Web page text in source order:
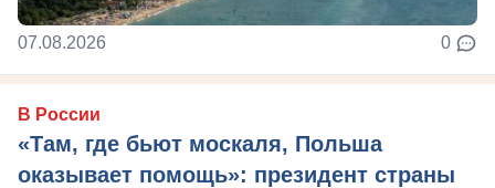
07.08.2026 0
В России
«Там, где бьют москаля, Польша
оказывает помощь»: президент страны